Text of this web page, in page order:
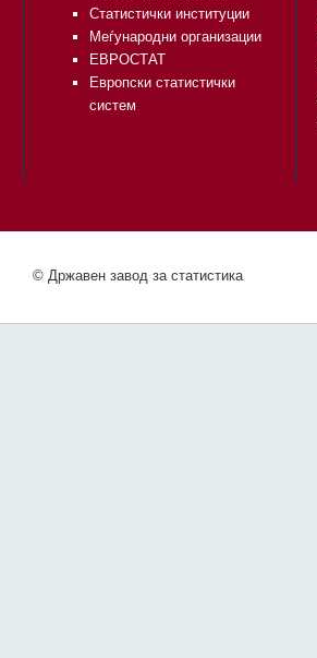
Статистички институции
Меѓународни организации
ЕВРОСТАТ
Европски статистички
систем
© Државен завод за статистика